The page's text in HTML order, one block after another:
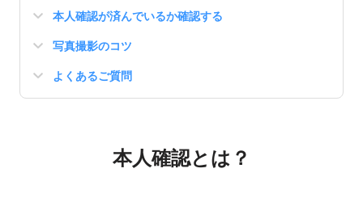
本人確認が済んでいるか確認する
写真撮影のコツ
よくあるご質問
本人確認とは？